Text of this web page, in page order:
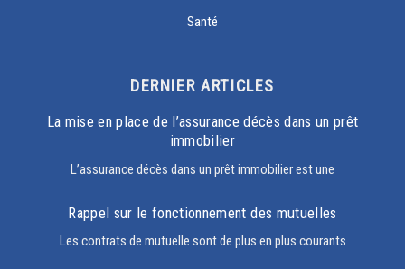
Santé
DERNIER ARTICLES
La mise en place de l’assurance décès dans un prêt
immobilier
L’assurance décès dans un prêt immobilier est une
Rappel sur le fonctionnement des mutuelles
Les contrats de mutuelle sont de plus en plus courants